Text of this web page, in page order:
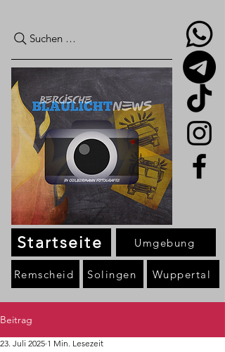
Suchen …
Startseite
Remscheid Solingen Wuppertal
Umgebung
Beitrag
23. Juli 2025 1 Min. Lesezeit